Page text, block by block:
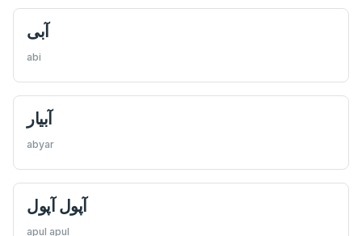
آبی
abi
آبیار
abyar
آپول آپول
apul apul